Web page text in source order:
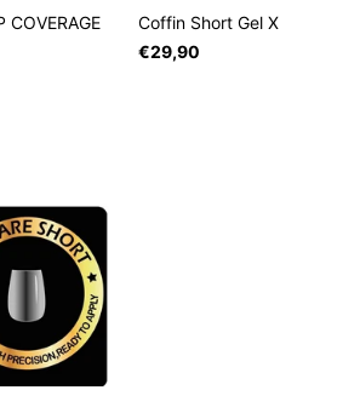
COVERAGE
Coffin Short Gel X
€29,90